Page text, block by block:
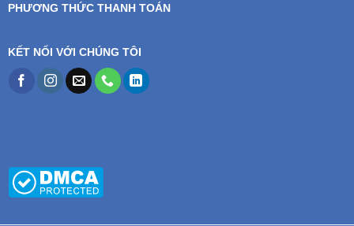
PHƯƠNG THỨC THANH TOÁN
KẾT NỐI VỚI CHÚNG TÔI